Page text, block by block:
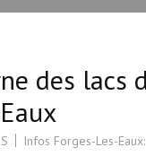
des lacs
Infos Forges-Les-Eaux: